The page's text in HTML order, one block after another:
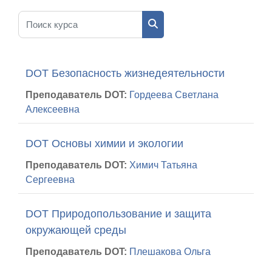
Поиск курса
Поиск курса
DOT Безопасность жизнедеятельности
Преподаватель DOT: Гордеева Светлана
Алексеевна
DOT Основы химии и экологии
Преподаватель DOT: Химич Татьяна
Сергеевна
DOT Природопользование и защита
окружающей среды
Преподаватель DOT: Плешакова Ольга